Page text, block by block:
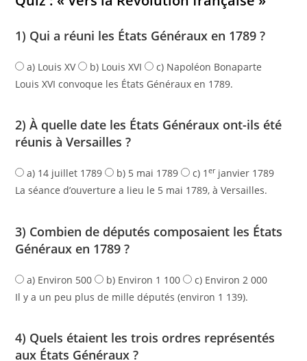
1) Qui a réuni les États Généraux en 1789 ?
a) Louis XV b) Louis XVI
c) Napoléon Bonaparte
Louis XVI convoque les États Généraux en 1789.
2) À quelle date les États Généraux ont-ils été
réunis à Versailles ?
a) 14 juillet 1789 b) 5 mai 1789 c) 1erjanvier 1789
La séance d’ouverture a lieu le 5 mai 1789, à Versailles.
3) Combien de députés composaient les États
Généraux en 1789 ?
a) Environ 500 b) Environ 1 100
c) Environ 2 000
Il y a un peu plus de mille députés (environ 1 139).
4) Quels étaient les trois ordres représentés
aux États Généraux ?